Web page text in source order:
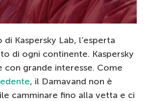
Kaspersky Lab, l’esperta
di ogni continente. Kaspersky
con grande interesse. Come
, il Damavand non è
camminare fino alla vetta e ci